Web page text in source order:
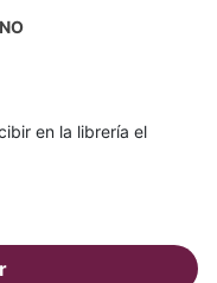
en la librería el